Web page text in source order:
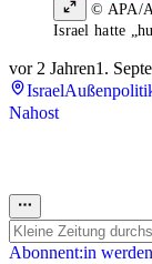
© APA/
Israel hatte
vor 2 Jahren1.
Israel
Nahost
Abonnent:in werden